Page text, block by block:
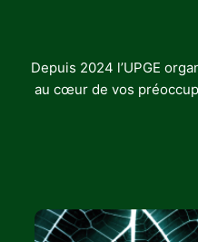
Depuis 2024 l’UPGE
au cœur de vos